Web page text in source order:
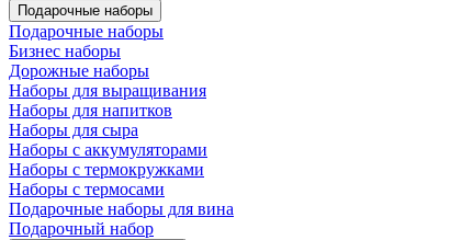
Подарочные наборы
Подарочные наборы
Бизнес наборы
Дорожные наборы
Наборы для выращивания
Наборы для напитков
Наборы для сыра
Наборы с аккумуляторами
Наборы с термокружками
Наборы с термосами
Подарочные наборы для вина
Подарочный набор